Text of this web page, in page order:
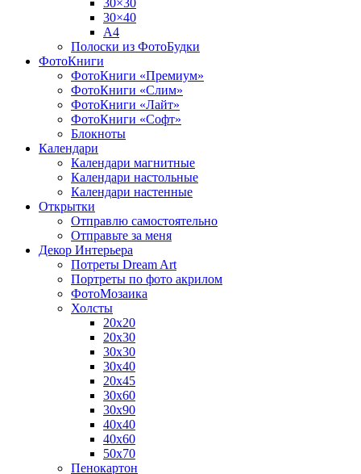
30×30
30×40
A4
Полоски из ФотоБудки
ФотоКниги
ФотоКниги «Премиум»
ФотоКниги «Слим»
ФотоКниги «Лайт»
ФотоКниги «Софт»
Блокноты
Календари
Календари магнитные
Календари настольные
Календари настенные
Открытки
Отправлю самостоятельно
Отправьте за меня
Декор Интерьера
Потреты Dream Art
Портреты по фото акрилом
ФотоМозаика
Холсты
20х20
20х30
30х30
30х40
20х45
30х60
30х90
40х40
40х60
50х70
Пенокартон